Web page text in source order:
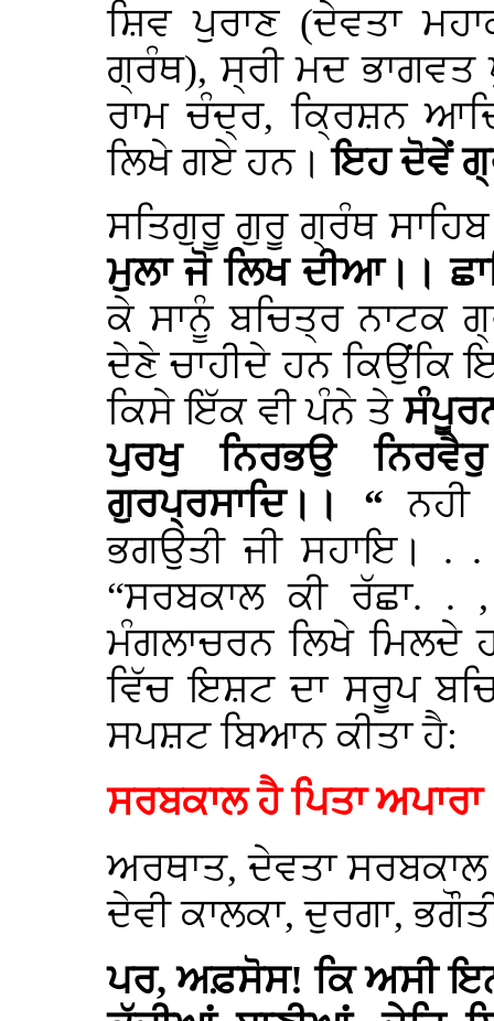
ਸ਼ਿਵ ਪੁਰਾਣ (ਦੇਵਤਾ
ਗ੍ਰੰਥ), ਸ੍ਰੀ ਮਦ ਭਾਗਵਤ
ਰਾਮ ਚੰਦ੍ਰ, ਕ੍ਰਿਸ਼ਨ
ਲਿਖੇ ਗਏ ਹਨ।ਇਹ ਦੋਵੇਂ
ਸਤਿਗੁਰੂ ਗੁਰੂ ਗ੍ਰੰਥ
ਮੁਲਾ ਜੋ ਲਿਖ ਦੀਆ।।
ਕੇ ਸਾਨੂੰ ਬਚਿਤ੍ਰ
ਦੇਣੇ ਚਾਹੀਦੇ ਹਨ ਕਿਉਂਕਿ
ਕਿਸੇ ਇੱਕ ਵੀ ਪੰਨੇ ਤੇ
ਪੁਰਖੁ ਨਿਰਭਉ
ਗੁਰਪ੍ਰਸਾਦਿ।। “ਨਹੀ
ਭਗਉਤੀ ਜੀ ਸਹਾਇ। .
“ਸਰਬਕਾਲ ਕੀ ਰੱਛਾ.
ਮੰਗਲਾਚਰਨ ਲਿਖੇ ਮਿਲਦੇ
ਵਿੱਚ ਇਸ਼ਟ ਦਾ ਸਰੂਪ
ਸਪਸ਼ਟ ਬਿਆਨ ਕੀਤਾ ਹੈ:
ਸਰਬਕਾਲ ਹੈ ਪਿਤਾ
ਅਰਥਾਤ, ਦੇਵਤਾ ਸਰਬਕਾਲ
ਦੇਵੀ ਕਾਲਕਾ, ਦੁਰਗਾ,
ਪਰ, ਅਫ਼ਸੋਸ! ਕਿ ਅਸੀ